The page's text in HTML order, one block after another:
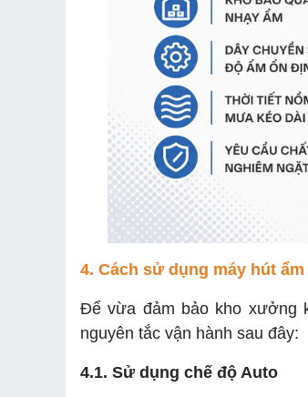
4. Cách sử dụng máy hút
Để vừa đảm bảo kho xưởng
nguyên tắc vận hành sau đây:
4.1. Sử dụng chế độ Auto